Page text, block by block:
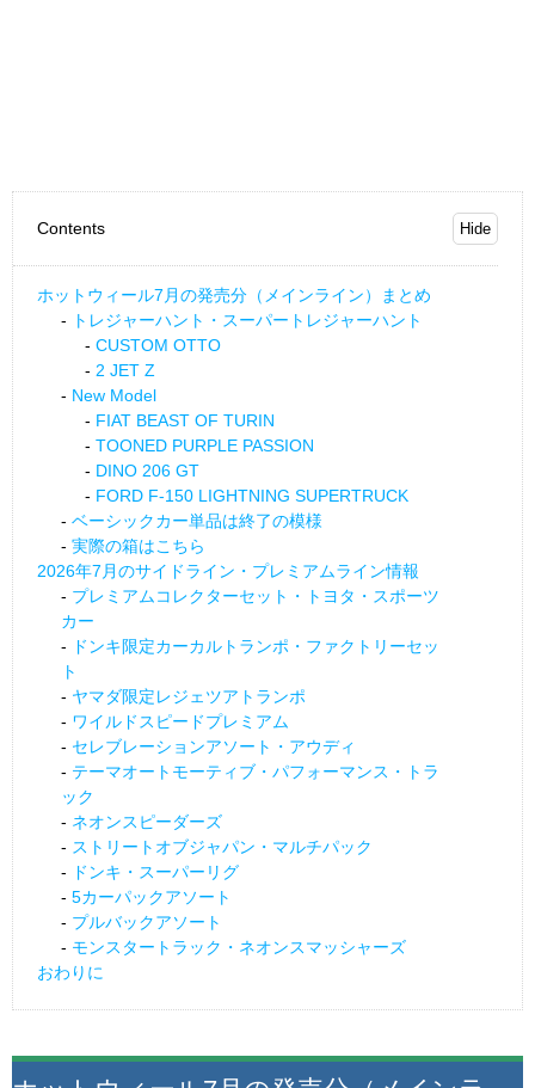
Contents
ホットウィール7月の発売分（メインライン）まとめ
トレジャーハント・スーパートレジャーハント
CUSTOM OTTO
2 JET Z
New Model
FIAT BEAST OF TURIN
TOONED PURPLE PASSION
DINO 206 GT
FORD F-150 LIGHTNING SUPERTRUCK
ベーシックカー単品は終了の模様
実際の箱はこちら
2026年7月のサイドライン・プレミアムライン情報
プレミアムコレクターセット・トヨタ・スポーツ
カー
ドンキ限定カーカルトランポ・ファクトリーセッ
ト
ヤマダ限定レジェツアトランポ
ワイルドスピードプレミアム
セレブレーションアソート・アウディ
テーマオートモーティブ・パフォーマンス・トラ
ック
ネオンスピーダーズ
ストリートオブジャパン・マルチパック
ドンキ・スーパーリグ
5カーパックアソート
プルバックアソート
モンスタートラック・ネオンスマッシャーズ
おわりに